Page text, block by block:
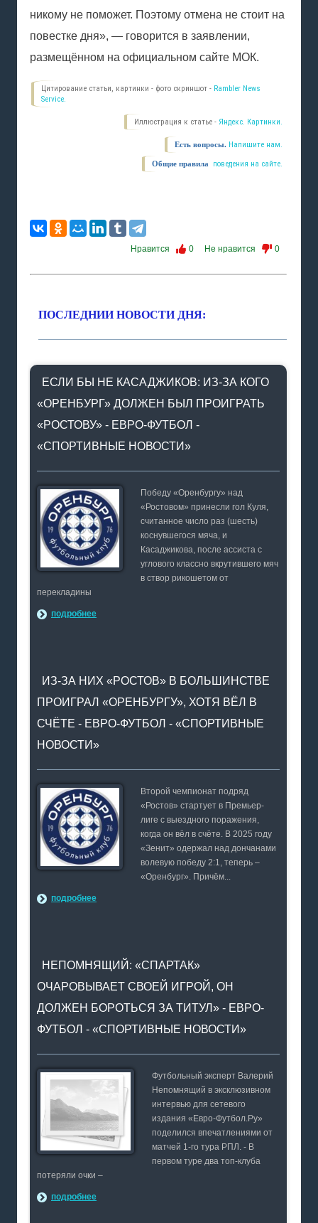
никому не поможет. Поэтому отмена не стоит на
повестке дня», — говорится в заявлении,
размещённом на официальном сайте МОК.
Цитирование статьи, картинки - фото скриншот - Rambler News
Service.
Иллюстрация к статье - Яндекс. Картинки.
Есть вопросы. Напишите нам.
Общие правила поведения на сайте.
Нравится 0 Не нравится 0
ПОСЛЕДНИИ НОВОСТИ ДНЯ:
ЕСЛИ БЫ НЕ КАСАДЖИКОВ: ИЗ-ЗА КОГО
«ОРЕНБУРГ» ДОЛЖЕН БЫЛ ПРОИГРАТЬ
«РОСТОВУ» - ЕВРО-ФУТБОЛ -
«СПОРТИВНЫЕ НОВОСТИ»
Победу «Оренбургу» над
«Ростовом» принесли гол Куля,
считанное число раз (шесть)
коснувшегося мяча, и
Касаджикова, после ассиста с
углового классно вкрутившего мяч
в створ рикошетом от
перекладины
подробнее
ИЗ-ЗА НИХ «РОСТОВ» В БОЛЬШИНСТВЕ
ПРОИГРАЛ «ОРЕНБУРГУ», ХОТЯ ВЁЛ В
СЧЁТЕ - ЕВРО-ФУТБОЛ - «СПОРТИВНЫЕ
НОВОСТИ»
Второй чемпионат подряд
«Ростов» стартует в Премьер-
лиге с выездного поражения,
когда он вёл в счёте. В 2025 году
«Зенит» одержал над дончанами
волевую победу 2:1, теперь –
«Оренбург». Причём...
подробнее
НЕПОМНЯЩИЙ: «СПАРТАК»
ОЧАРОВЫВАЕТ СВОЕЙ ИГРОЙ, ОН
ДОЛЖЕН БОРОТЬСЯ ЗА ТИТУЛ» - ЕВРО-
ФУТБОЛ - «СПОРТИВНЫЕ НОВОСТИ»
Футбольный эксперт Валерий
Непомнящий в эксклюзивном
интервью для сетевого
издания «Евро-Футбол.Ру»
поделился впечатлениями от
матчей 1-го тура РПЛ. - В
первом туре два топ-клуба
потеряли очки –
подробнее